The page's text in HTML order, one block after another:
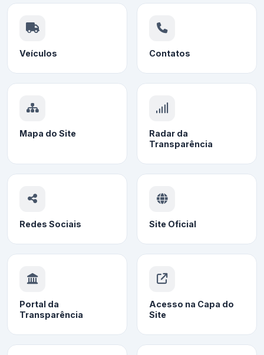
Veículos Contatos
Mapa do Site
Radar da
Transparência
Redes Sociais Site Oficial
Portal da
Transparência
Acesso na Capa do
Site